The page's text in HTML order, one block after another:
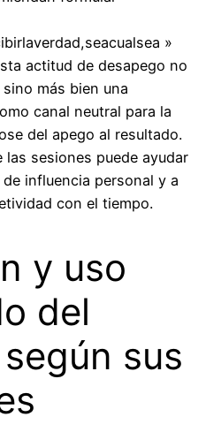
»
actitud de desapego no
más bien una
canal neutral para la
del apego al resultado.
las sesiones puede ayudar
influencia personal y a
con el tiempo.
y uso
del
sus